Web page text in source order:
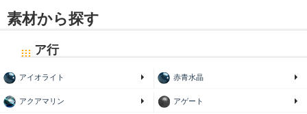
素材から探す
ア行
アイオライト 赤青水晶
アクアマリン アゲート